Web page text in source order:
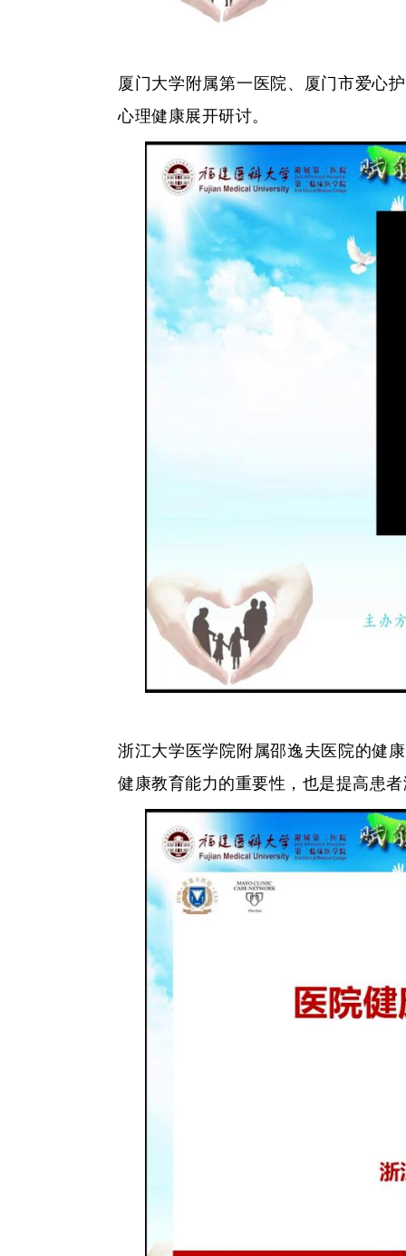
厦门大学附属第一医院、厦门市爱心
心理健康展开研讨。
浙江大学医学院附属邵逸夫医院的健
健康教育能力的重要性，也是提高患